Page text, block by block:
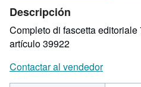
5
estrellas
Descripción
Completo di fascetta editoriale
artículo 39922
Contactar al vendedor